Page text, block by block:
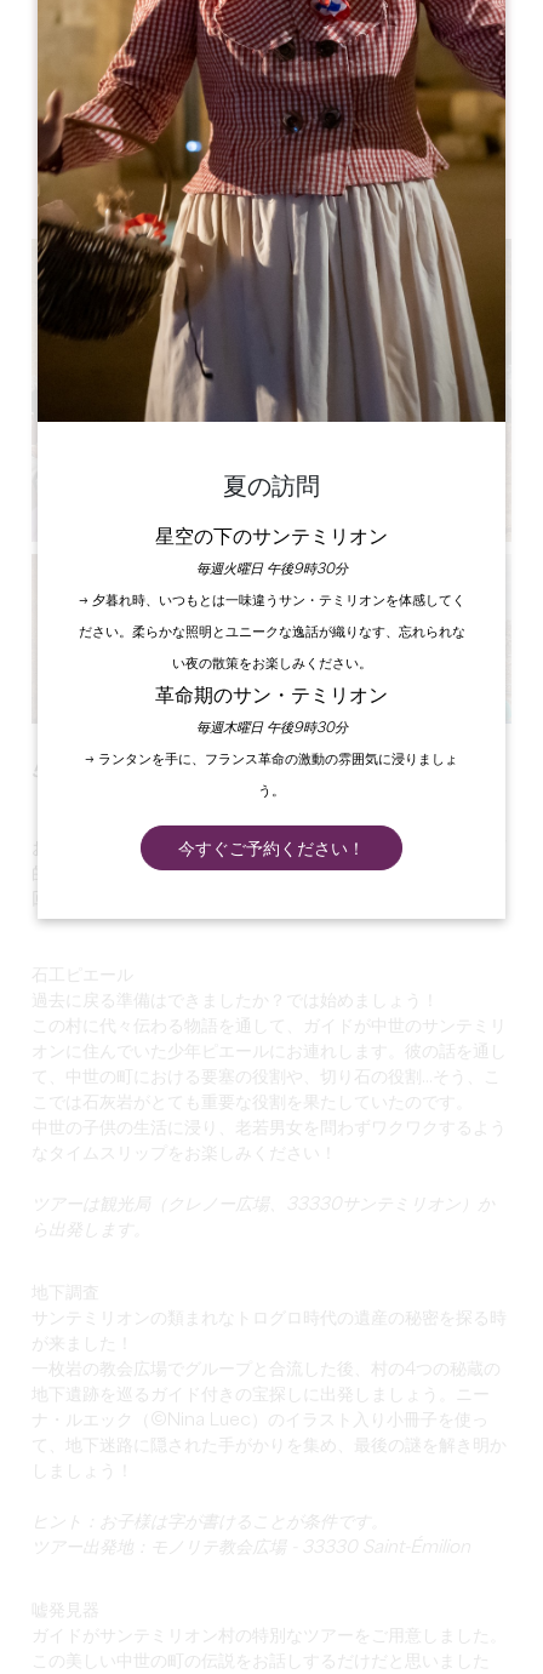
5歳から12歳のお子様のための物語と伝説
お子様を、サンテミリオンの様々な遺産を巡る、楽しくて教育
的な発見の旅にお連れしましょう。
石工ピエール
過去に戻る準備はできましたか？では始めましょう！
この村に代々伝わる物語を通して、ガイドが中世のサンテミリ
オンに住んでいた少年ピエールにお連れします。彼の話を通し
て、中世の町における要塞の役割や、切り石の役割...そう、こ
こでは石灰岩がとても重要な役割を果たしていたのです。
中世の子供の生活に浸り、老若男女を問わずワクワクするよう
なタイムスリップをお楽しみください！
ツアーは観光局（クレノー広場、33330サンテミリオン）か
ら出発します。
地下調査
サンテミリオンの類まれなトログロ時代の遺産の秘密を探る時
が来ました！
一枚岩の教会広場でグループと合流した後、村の4つの秘蔵の
地下遺跡を巡るガイド付きの宝探しに出発しましょう。ニー
ナ・ルエック（©Nina Luec）のイラスト入り小冊子を使っ
て、地下迷路に隠された手がかりを集め、最後の謎を解き明か
しましょう！
ヒント：お子様は字が書けることが条件です。
ツアー出発地：モノリテ教会広場 - 33330 Saint-Émilion
嘘発見器
ガイドがサンテミリオン村の特別なツアーをご用意しました。
この美しい中世の町の伝説をお話しするだけだと思いました
開幕月
1 2 3 4 5 6 7 8 9 1 1 1
開幕日
ル
AM
PM
火
AM
PM
水
AM
PM
木
AM
PM
金
AM
PM
土
AM
PM
日
AM
PM
夏の訪問
星空の下のサンテミリオン
毎週火曜日 午後9時30分
→ 夕暮れ時、いつもとは一味違うサン・テミリオンを体感してく
ださい。柔らかな照明とユニークな逸話が織りなす、忘れられな
い夜の散策をお楽しみください。
革命期のサン・テミリオン
毎週木曜日 午後9時30分
→ ランタンを手に、フランス革命の激動の雰囲気に浸りましょ
う。
今すぐご予約ください！